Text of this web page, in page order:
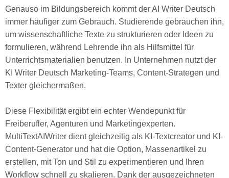
Genauso im Bildungsbereich kommt der AI Writer Deutsch
immer häufiger zum Gebrauch. Studierende gebrauchen ihn,
um wissenschaftliche Texte zu strukturieren oder Ideen zu
formulieren, während Lehrende ihn als Hilfsmittel für
Unterrichtsmaterialien benutzen. In Unternehmen nutzt der
KI Writer Deutsch Marketing-Teams, Content-Strategen und
Texter gleichermaßen.
Diese Flexibilität ergibt ein echter Wendepunkt für
Freiberufler, Agenturen und Marketingexperten.
MultiTextAIWriter dient gleichzeitig als KI-Textcreator und KI-
Content-Generator und hat die Option, Massenartikel zu
erstellen, mit Ton und Stil zu experimentieren und Ihren
Workflow schnell zu skalieren. Dank der ausgezeichneten